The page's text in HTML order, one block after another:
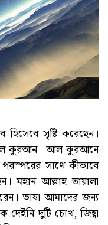
হিসেবে সৃষ্টি করেছেন।
আল কুরআন। আল কুরআনে
সাথে কীভাবে
মহান আল্লাহ তায়ালা
ভাষা আমাদের জন্য
দেইনি দুটি চোখ, জিহ্বা